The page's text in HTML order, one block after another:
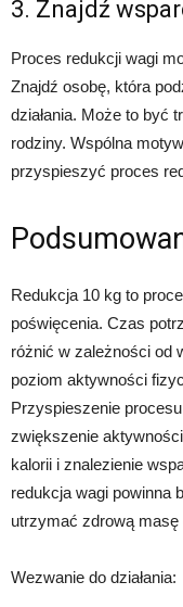
3. Znajdź
Proces redukcji wagi
Znajdź osobę, która
działania. Może to być
rodziny. Wspólna
przyspieszyć proces
Redukcja 10 kg to
poświęcenia. Czas
różnić w zależności od
poziom aktywności
Przyspieszenie
zwiększenie
kalorii i znalezienie
redukcja wagi powinna
utrzymać zdrową masę
Wezwanie do działania: